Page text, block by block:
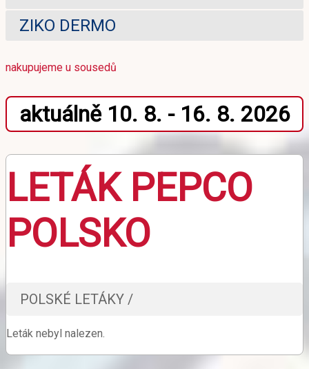
ZIKO DERMO
nakupujeme u sousedů
aktuálně 10. 8. - 16. 8. 2026
LETÁK PEPCO
POLSKO
POLSKÉ LETÁKY /
Leták nebyl nalezen.